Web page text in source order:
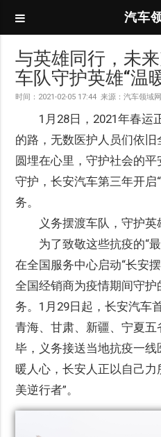
汽车
与英雄同行，未
车队守护英雄“温
时间：2021-02-05 17:44 来源：汽车领域
1月28日，2021年春运
的路，无数医护人员们依
圆埋在心里，守护社会的
守护，长安汽车第三年开
务。
义务摆渡车队，守护英
为了致敬这些抗疫的“最
在全国服务中心启动“长安
全国经销商为疫情期间守
务。1月29日起，长安汽车
青海、甘肃、新疆、宁夏
毕，义务接送当地抗疫一
暖人心，长安人正以自己
美逆行者”。